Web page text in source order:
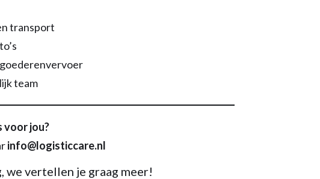
transport
team
voor jou?
info@logisticcare.nl
we vertellen je graag meer!